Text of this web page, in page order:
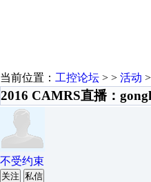
当前位置： 工控论坛 > > 活动 >
2016 CAMRS直播：
不受约束
关注 私信